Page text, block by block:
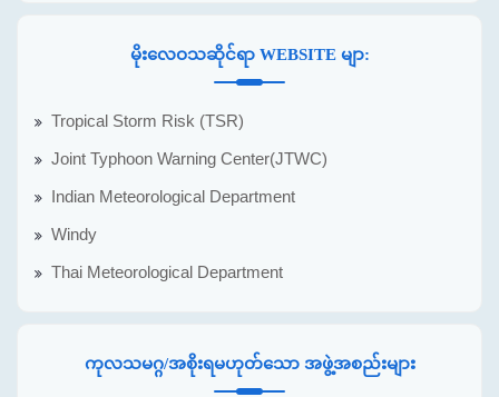
မိုးလေဝသဆိုင်ရာ WEBSITE မျာ:
Tropical Storm Risk (TSR)
Joint Typhoon Warning Center(JTWC)
Indian Meteorological Department
Windy
Thai Meteorological Department
ကုလသမဂ္ဂ/အစိုးရမဟုတ်သော အဖွဲ့အစည်းများ